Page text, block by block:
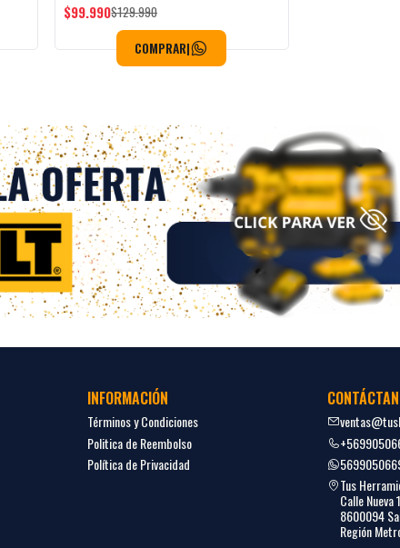
$99.990$129.990
COMPRAR|
INFORMACIÓN
Términos y Condiciones
Politica de Reembolso
Política de Privacidad
Tus
Calle Nueva
8600094
Región